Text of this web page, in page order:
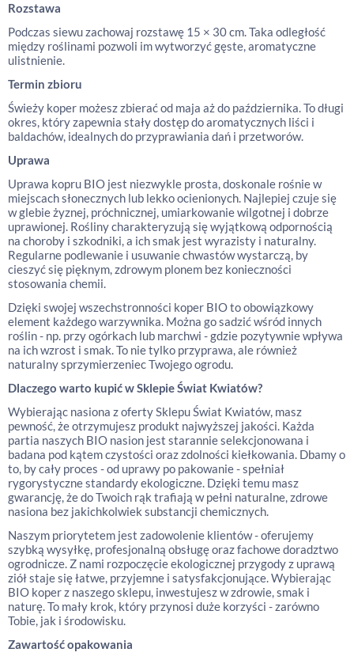
Rozstawa
Podczas siewu zachowaj rozstawę 15 × 30 cm. Taka odległość
między roślinami pozwoli im wytworzyć gęste, aromatyczne
ulistnienie.
Termin zbioru
Świeży koper możesz zbierać od maja aż do października. To długi
okres, który zapewnia stały dostęp do aromatycznych liści i
baldachów, idealnych do przyprawiania dań i przetworów.
Uprawa
Uprawa kopru BIO jest niezwykle prosta, doskonale rośnie w
miejscach słonecznych lub lekko ocienionych. Najlepiej czuje się
w glebie żyznej, próchnicznej, umiarkowanie wilgotnej i dobrze
uprawionej. Rośliny charakteryzują się wyjątkową odpornością
na choroby i szkodniki, a ich smak jest wyrazisty i naturalny.
Regularne podlewanie i usuwanie chwastów wystarczą, by
cieszyć się pięknym, zdrowym plonem bez konieczności
stosowania chemii.
Dzięki swojej wszechstronności koper BIO to obowiązkowy
element każdego warzywnika. Można go sadzić wśród innych
roślin - np. przy ogórkach lub marchwi - gdzie pozytywnie wpływa
na ich wzrost i smak. To nie tylko przyprawa, ale również
naturalny sprzymierzeniec Twojego ogrodu.
Dlaczego warto kupić w Sklepie Świat Kwiatów?
Wybierając nasiona z oferty Sklepu Świat Kwiatów, masz
pewność, że otrzymujesz produkt najwyższej jakości. Każda
partia naszych BIO nasion jest starannie selekcjonowana i
badana pod kątem czystości oraz zdolności kiełkowania. Dbamy o
to, by cały proces - od uprawy po pakowanie - spełniał
rygorystyczne standardy ekologiczne. Dzięki temu masz
gwarancję, że do Twoich rąk trafiają w pełni naturalne, zdrowe
nasiona bez jakichkolwiek substancji chemicznych.
Naszym priorytetem jest zadowolenie klientów - oferujemy
szybką wysyłkę, profesjonalną obsługę oraz fachowe doradztwo
ogrodnicze. Z nami rozpoczęcie ekologicznej przygody z uprawą
ziół staje się łatwe, przyjemne i satysfakcjonujące. Wybierając
BIO koper z naszego sklepu, inwestujesz w zdrowie, smak i
naturę. To mały krok, który przynosi duże korzyści - zarówno
Tobie, jak i środowisku.
Zawartość opakowania